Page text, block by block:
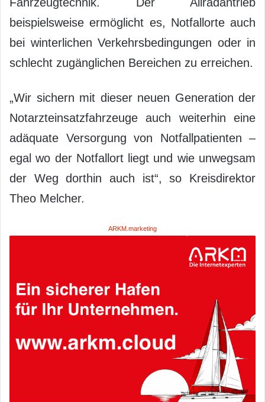
beispielsweise ermöglicht es, Notfallorte auch
bei winterlichen Verkehrsbedingungen oder in
schlecht zugänglichen Bereichen zu erreichen.
„Wir sichern mit dieser neuen Generation der
Notarzteinsatzfahrzeuge auch weiterhin eine
adäquate Versorgung von Notfallpatienten –
egal wo der Notfallort liegt und wie unwegsam
der Weg dorthin auch ist“, so Kreisdirektor
Theo Melcher.
ARKM.marketing